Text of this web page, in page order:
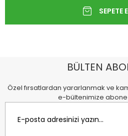
BÜLTEN
Özel fırsatlardan yararlanmak ve
e-bültenimize abone